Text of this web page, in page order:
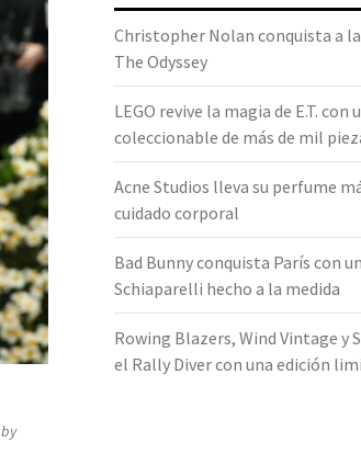
Christopher Nolan conquista a
The Odyssey
LEGO revive la magia de E.T. con
coleccionable de más de mil
Acne Studios lleva su perfume
cuidado corporal
Bad Bunny conquista París con un
Schiaparelli hecho a la medida
Rowing Blazers, Wind Vintage y
el Rally Diver con una edición